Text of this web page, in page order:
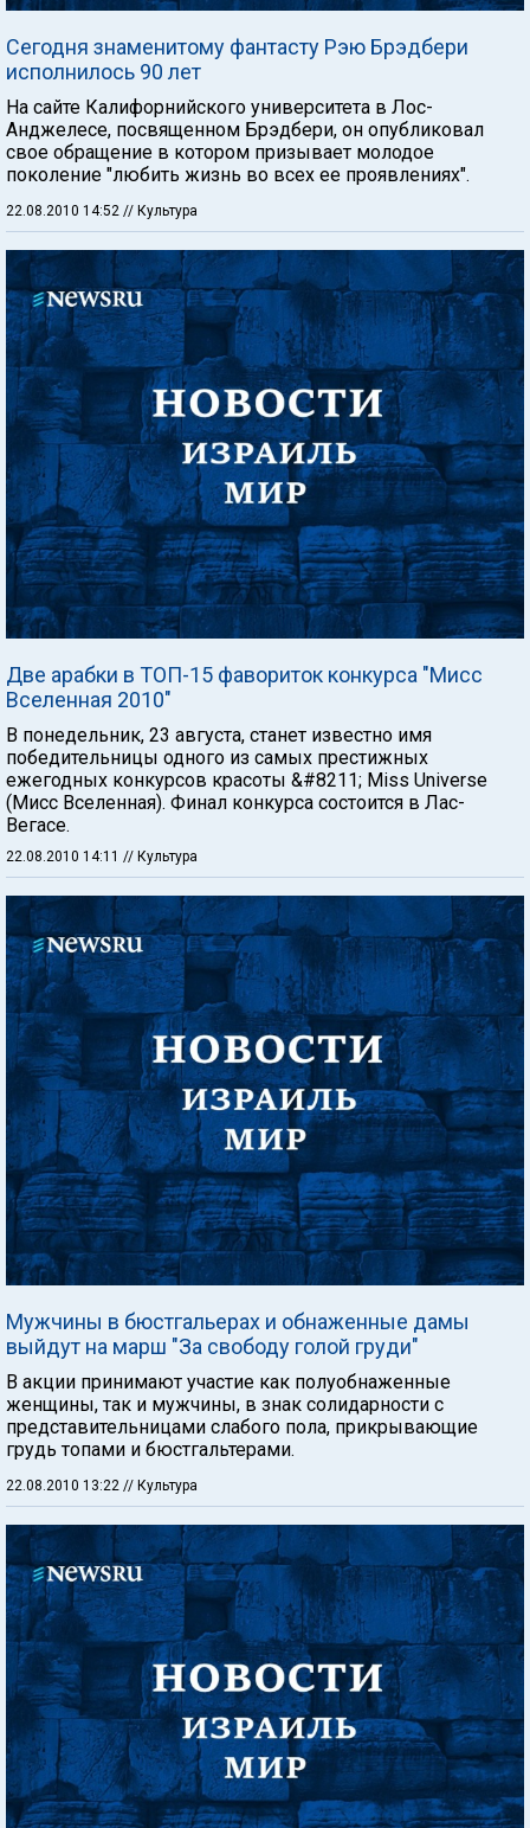
Сегодня знаменитому фантасту Рэю Брэдбери
исполнилось 90 лет
На сайте Калифорнийского университета в Лос-
Анджелесе, посвященном Брэдбери, он опубликовал
свое обращение в котором призывает молодое
поколение "любить жизнь во всех ее проявлениях".
22.08.2010 14:52 // Культура
Две арабки в ТОП-15 фавориток конкурса "Мисс
Вселенная 2010"
В понедельник, 23 августа, станет известно имя
победительницы одного из самых престижных
ежегодных конкурсов красоты &#8211; Miss Universe
(Мисс Вселенная). Финал конкурса состоится в Лас-
Вегасе.
22.08.2010 14:11 // Культура
Мужчины в бюстгальерах и обнаженные дамы
выйдут на марш "За свободу голой груди"
В акции принимают участие как полуобнаженные
женщины, так и мужчины, в знак солидарности с
представительницами слабого пола, прикрывающие
грудь топами и бюстгальтерами.
22.08.2010 13:22 // Культура